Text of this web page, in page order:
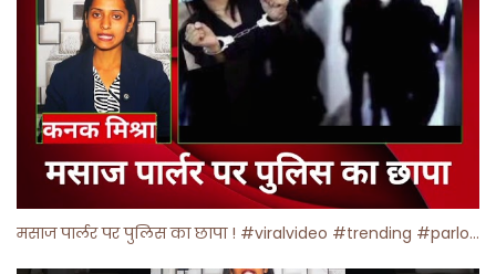
मसाज पार्लर पर पुलिस का छापा ! #viralvideo #trending #parlour